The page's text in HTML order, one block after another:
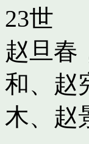
23世
赵旦春
和、 赵
木、 赵